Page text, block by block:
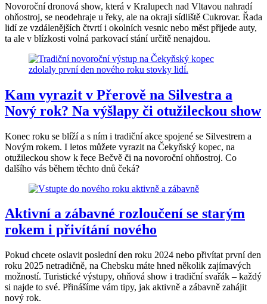
Novoroční dronová show, která v Kralupech nad Vltavou nahradí
ohňostroj, se neodehraje u řeky, ale na okraji sídliště Cukrovar. Řada
lidí ze vzdálenějších čtvrtí i okolních vesnic nebo měst přijede auty,
ta ale v blízkosti volná parkovací stání určitě nenajdou.
Kam vyrazit v Přerově na Silvestra a
Nový rok? Na výšlapy či otužileckou show
Konec roku se blíží a s ním i tradiční akce spojené se Silvestrem a
Novým rokem. I letos můžete vyrazit na Čekyňský kopec, na
otužileckou show k řece Bečvě či na novoroční ohňostroj. Co
dalšího vás během těchto dnů čeká?
Aktivní a zábavné rozloučení se starým
rokem i přivítání nového
Pokud chcete oslavit poslední den roku 2024 nebo přivítat první den
roku 2025 netradičně, na Chebsku máte hned několik zajímavých
možností. Turistické výstupy, ohňová show i tradiční svařák – každý
si najde to své. Přinášíme vám tipy, jak aktivně a zábavně zahájit
nový rok.